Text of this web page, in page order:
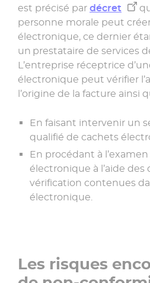
est précisé par décret
personne morale peut
électronique, ce dernier
un prestataire de services
L’entreprise réceptrice
électronique peut vérifier
l’origine de la facture ainsi
En faisant intervenir un
qualifié de cachets
En procédant à
électronique à l’aide des
vérification contenues
électronique.
Les risques